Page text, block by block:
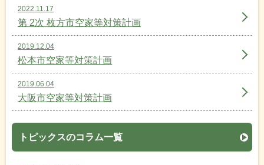
2022.11.17
第 2次 枚方市空家等対策計画
2019.12.04
松本市空家等対策計画
2019.06.04
大阪市空家等対策計画
トピックスのコラム一覧